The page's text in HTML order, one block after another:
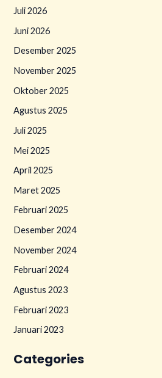
Juli 2026
Juni 2026
Desember 2025
November 2025
Oktober 2025
Agustus 2025
Juli 2025
Mei 2025
April 2025
Maret 2025
Februari 2025
Desember 2024
November 2024
Februari 2024
Agustus 2023
Februari 2023
Januari 2023
Categories